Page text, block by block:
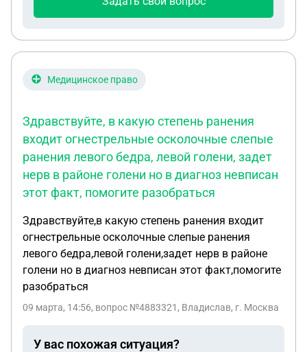
перелом правой теменной кости со смещением
Медицинское право
Здравствуйте, в какую степень ранения
входит огнестрельные осколочные слепые
ранения левого бедра, левой голени, задет
нерв в районе голени но в диагноз невписан
этот факт, помогите разобраться
Здравствуйте,в какую степень ранения входит
огнестрельные осколочные слепые ранения
левого бедра,левой голени,задет нерв в районе
голени но в диагноз невписан этот факт,помогите
разобраться
09 марта, 14:56, вопрос №4883321, Владислав, г. Москва
У вас похожая ситуация?